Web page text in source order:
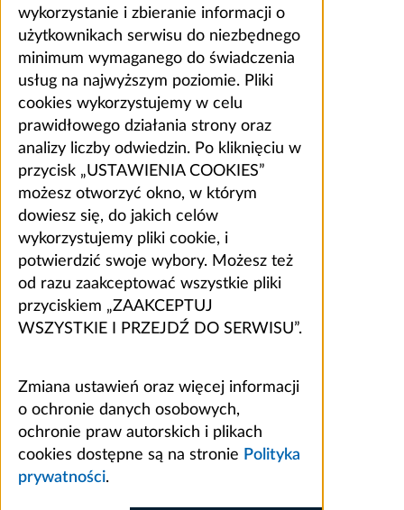
wykorzystanie i zbieranie informacji o
użytkownikach serwisu do niezbędnego
minimum wymaganego do świadczenia
usług na najwyższym poziomie. Pliki
cookies wykorzystujemy w celu
prawidłowego działania strony oraz
analizy liczby odwiedzin. Po kliknięciu w
przycisk „USTAWIENIA COOKIES”
możesz otworzyć okno, w którym
dowiesz się, do jakich celów
wykorzystujemy pliki cookie, i
potwierdzić swoje wybory. Możesz też
od razu zaakceptować wszystkie pliki
przyciskiem „ZAAKCEPTUJ
WSZYSTKIE I PRZEJDŹ DO SERWISU”.
Zmiana ustawień oraz więcej informacji
o ochronie danych osobowych,
ochronie praw autorskich i plikach
cookies dostępne są na stronie Polityka
prywatności.